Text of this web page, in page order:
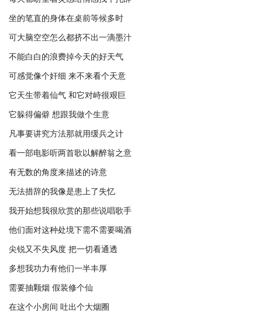
坐的笔直的身体在桌前等候多时
可大脑空空怎么都挤不出一滴墨汁
不能白白的浪费掉今天的好天气
可感觉像个奸细 来不来看个天意
它天生带着仙气 和它对峙很艰巨
它躲得偏僻 想跟我做个生意
凡事要讲究方法那就用缓兵之计
看一部电影听两首歌以解醉翁之意
有无数的角度来描述的诗意
无法措辞的我像是患上了失忆
我开始想我很欣赏的那些说唱歌手
他们面对这种处境下需不需要喝酒
尖锐又不失风度 把一切看通透
多想我功力有他们一半丰厚
需要抽颗烟 假装修个仙
在这个小房间 吐出个大烟圈